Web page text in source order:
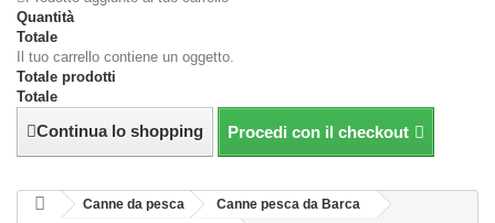
Quantità
Totale
Il tuo carrello contiene un oggetto.
Totale prodotti
Totale
Continua lo shopping Procedi con il checkout
Canne da pesca
Canne pesca da Barca